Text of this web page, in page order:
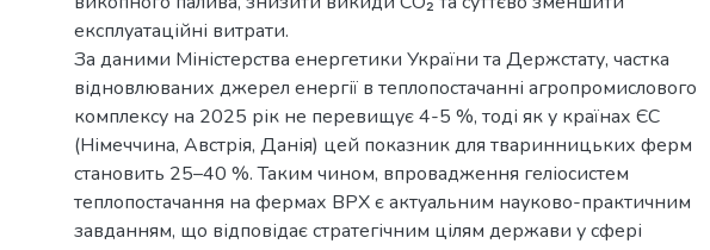
експлуатаційні витрати.
За даними Міністерства енергетики України та Держстату, частка
відновлюваних джерел енергії в теплопостачанні агропромислового
комплексу на 2025 рік не перевищує 4-5 %, тоді як у країнах ЄС
(Німеччина, Австрія, Данія) цей показник для тваринницьких ферм
становить 25–40 %. Таким чином, впровадження геліосистем
теплопостачання на фермах ВРХ є актуальним науково-практичним
завданням, що відповідає стратегічним цілям держави у сфері